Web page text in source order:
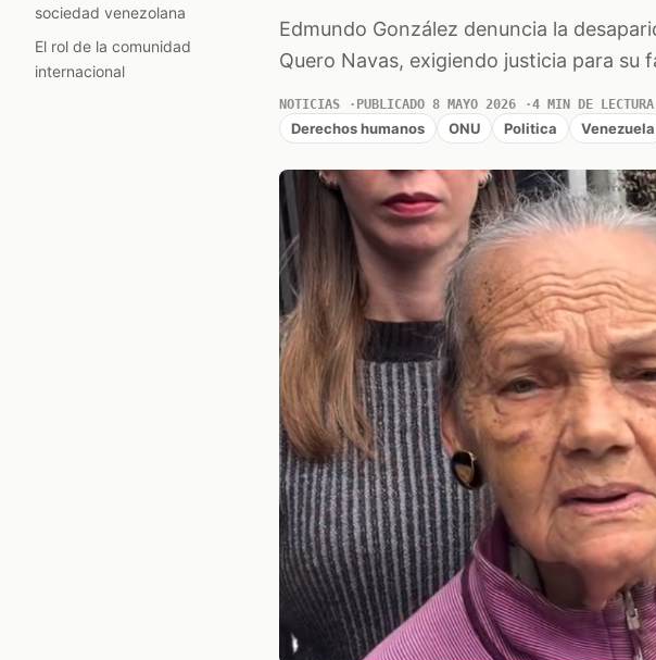
sociedad venezolana
El rol de la comunidad
internacional
Edmundo González denuncia la
Quero Navas, exigiendo justicia para su
NOTICIAS PUBLICADO 8 MAYO 2026 4 MIN DE LECTURA
Derechos humanos ONU Politica Venezuela